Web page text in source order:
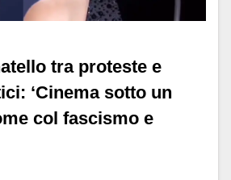
tra proteste e
‘Cinema sotto un
col fascismo e